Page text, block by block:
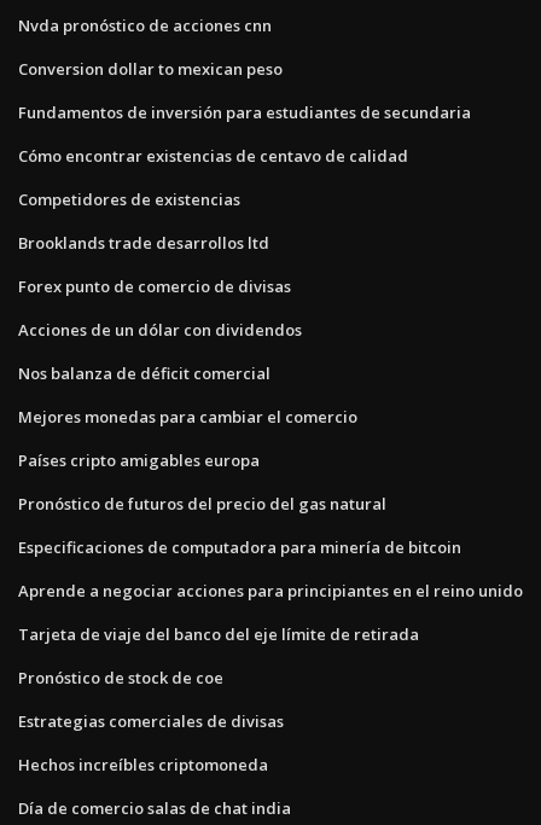
Nvda pronóstico de acciones cnn
Conversion dollar to mexican peso
Fundamentos de inversión para estudiantes de secundaria
Cómo encontrar existencias de centavo de calidad
Competidores de existencias
Brooklands trade desarrollos ltd
Forex punto de comercio de divisas
Acciones de un dólar con dividendos
Nos balanza de déficit comercial
Mejores monedas para cambiar el comercio
Países cripto amigables europa
Pronóstico de futuros del precio del gas natural
Especificaciones de computadora para minería de bitcoin
Aprende a negociar acciones para principiantes en el reino unido
Tarjeta de viaje del banco del eje límite de retirada
Pronóstico de stock de coe
Estrategias comerciales de divisas
Hechos increíbles criptomoneda
Día de comercio salas de chat india